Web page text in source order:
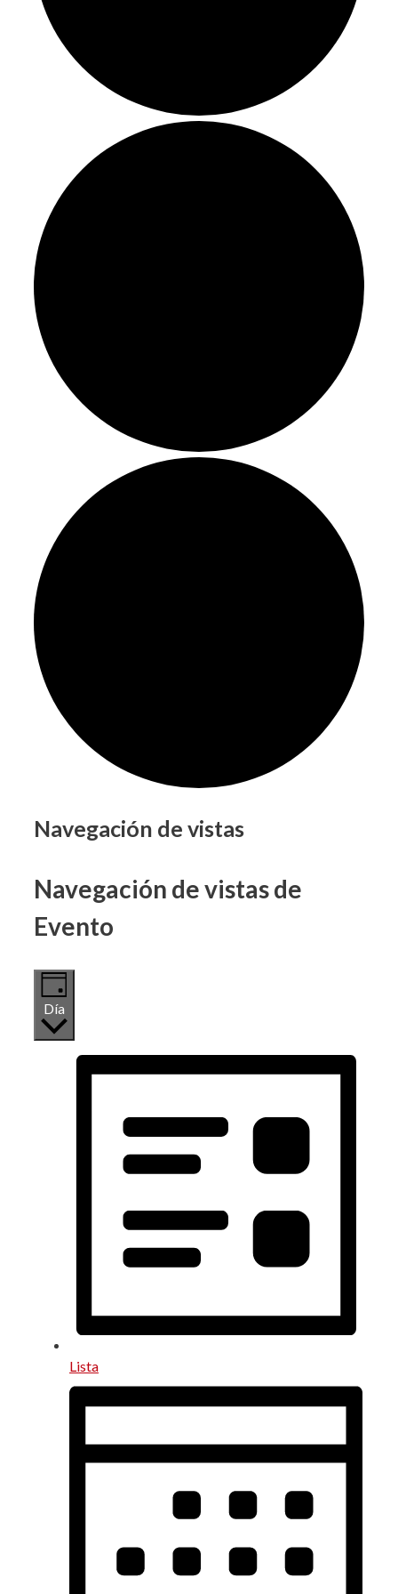
Eventos
19
2024
Navegación de vistas
Navegación de vistas de
Evento
Día
Lista